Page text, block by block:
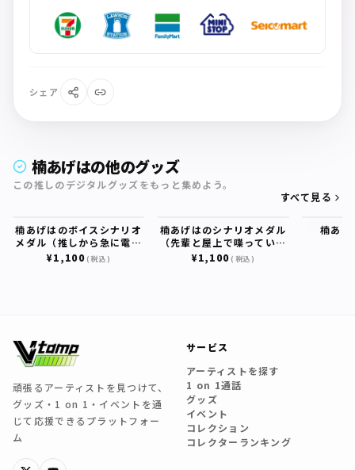
シェア
楠あげはの他のグッズ
この推しのデジタルグッズをもっと集めよう。
すべて見る
楠あげはのボイスシナリオ
メダル（推しから急に電話
がかかってきて…）
¥1,100(税込)
楠あげはのシナリオメダル
（先輩と屋上で喋っていた
ら、急にドキドキしてき
て…）
¥1,100(税込)
楠あげ
頑張るアーティストを見つけて、
グッズ・1 on 1・イベントを通
じて応援できるプラットフォー
ム
サービス
アーティストを探す
1 on 1通話
グッズ
イベント
コレクション
コレクターランキング